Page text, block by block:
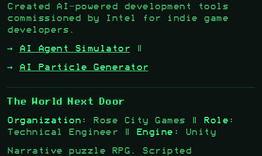
Created AI-powered development tools
commissioned by Intel for indie game
developers.
→
AI Agent Simulator
→
AI Particle Generator
The World Next Door
Organization:
Rose City Games |
Role:
Technical Engineer |
Engine:
Unity
Narrative puzzle RPG. Scripted